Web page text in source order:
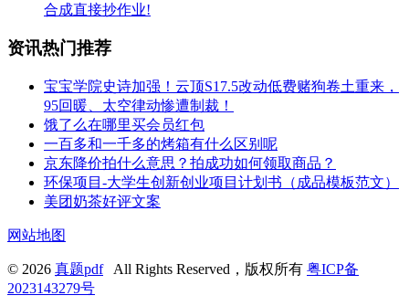
合成直接抄作业!
资讯热门推荐
宝宝学院史诗加强！云顶S17.5改动低费赌狗卷土重来，
95回暖、太空律动惨遭制裁！
饿了么在哪里买会员红包
一百多和一千多的烤箱有什么区别呢
京东降价拍什么意思？拍成功如何领取商品？
环保项目-大学生创新创业项目计划书（成品模板范文）
美团奶茶好评文案
网站地图
© 2026 真题pdfAll Rights Reserved，版权所有 粤ICP备
2023143279号